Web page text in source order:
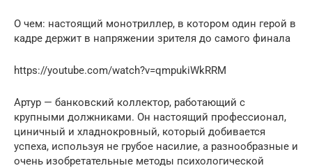
О чем: настоящий монотриллер, в котором один герой в
кадре держит в напряжении зрителя до самого финала
https://youtube.com/watch?v=qmpukiWkRRM
Артур — банковский коллектор, работающий с
крупными должниками. Он настоящий профессионал,
циничный и хладнокровный, который добивается
успеха, используя не грубое насилие, а разнообразные и
очень изобретательные методы психологической